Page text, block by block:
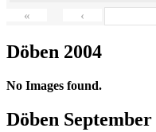
« ‹
Döben 2004
No Images found.
Döben September